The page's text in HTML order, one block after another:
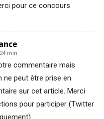
pour ce concours
min
commentaire mais
ne peut être prise en
sur cet article. Merci
pour participer (Twitter